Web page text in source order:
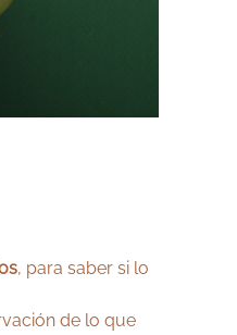
, para saber si lo
de lo que